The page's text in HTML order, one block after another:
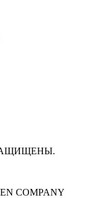
ЗАЩИЩЕНЫ.
COMPANY